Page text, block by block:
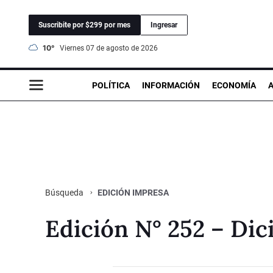
Suscribite por $299 por mes Ingresar
10° viernes 07 de agosto de 2026
POLÍTICA INFORMACIÓN ECONOMÍA
Búsqueda EDICIÓN IMPRESA
Edición N° 252 –